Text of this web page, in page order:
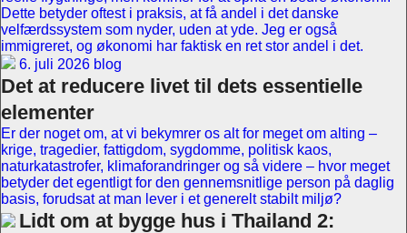
Dette betyder oftest i praksis, at få andel i det danske
velfærdssystem som nyder, uden at yde. Jeg er også
immigreret, og økonomi har faktisk en ret stor andel i det.
6. juli 2026 blog
Det at reducere livet til dets essentielle
elementer
Er der noget om, at vi bekymrer os alt for meget om alting –
krige, tragedier, fattigdom, sygdomme, politisk kaos,
naturkatastrofer, klimaforandringer og så videre – hvor meget
betyder det egentligt for den gennemsnitlige person på daglig
basis, forudsat at man lever i et generelt stabilt miljø?
Lidt om at bygge hus i Thailand 2: